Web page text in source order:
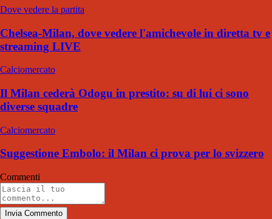
Dove vedere la partita
Chelsea-Milan, dove vedere l'amichevole in diretta tv e
streaming LIVE
Calciomercato
Il Milan cederà Odogu in prestito: su di lui ci sono
diverse squadre
Calciomercato
Suggestione Embolo: il Milan ci prova per lo svizzero
Commenti
Invia Commento